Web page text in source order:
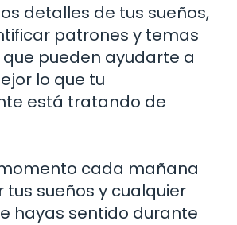
detalles de tus sueños,
patrones y temas
pueden ayudarte a
lo que tu
está tratando de
cada mañana
sueños y cualquier
hayas sentido durante